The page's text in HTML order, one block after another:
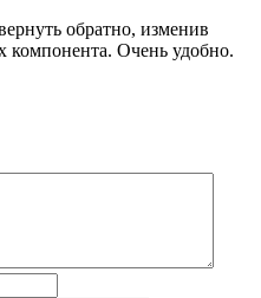
обратно, изменив
компонента. Очень удобно.